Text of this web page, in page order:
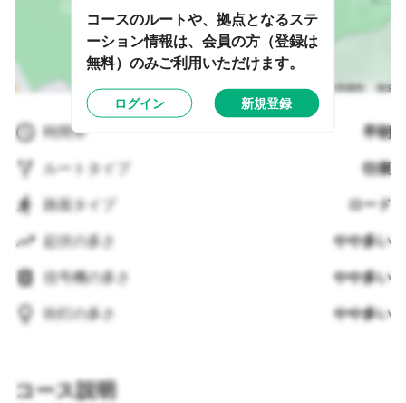
時間帯 早朝
ルートタイプ 往復
路面タイプ ロード
起伏の多さ やや多い
信号機の多さ やや多い
街灯の多さ やや多い
コース説明
コースのルートや、拠点となるステ
ーション情報は、会員の方（登録は
無料）のみご利用いただけます。
ログイン 新規登録